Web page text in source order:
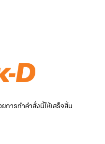
ารทำคำสั่งนี้ให้เสร็จสิ้น